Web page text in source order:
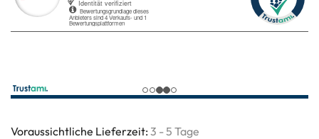
Voraussichtliche Lieferzeit: 3 - 5 Tage